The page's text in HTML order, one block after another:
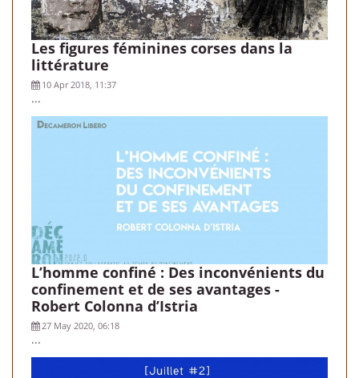
Les figures féminines corses dans la
littérature
10 Apr 2018, 11:37
...
L’homme confiné : Des inconvénients du
confinement et de ses avantages -
Robert Colonna d’Istria
27 May 2020, 06:18
...